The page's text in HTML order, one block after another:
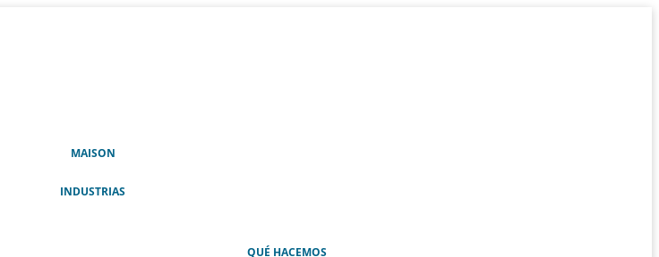
MAISON(ACTUAL)
INDUSTRIAS
QUÉ HACEMOS